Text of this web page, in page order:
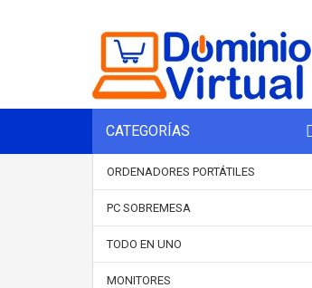
CATEGORÍAS
ORDENADORES PORTÁTILES
PC SOBREMESA
TODO EN UNO
MONITORES